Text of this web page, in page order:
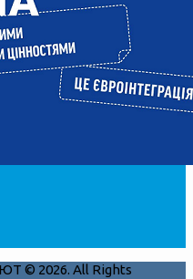
© 2026. All Rights